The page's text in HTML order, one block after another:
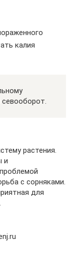
калия
растения.
и
с сорняками.
для